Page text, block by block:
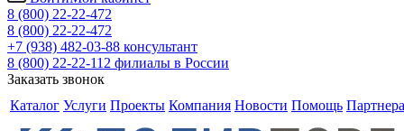
8 (800) 22-22-472
8 (800) 22-22-472
+7 (938) 482-03-88 консультант
8 (800) 22-22-112 филиалы в России
Заказать звонок
Каталог Услуги Проекты Компания Новости Помощь